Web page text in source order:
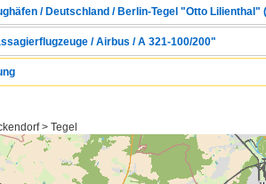
/ Deutschland / Berlin-Tegel "Otto Lilienthal"
/ Airbus / A 321-100/200"
> Tegel